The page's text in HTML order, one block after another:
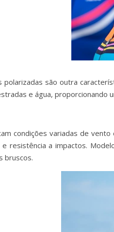
polarizadas são outra
e água, proporcionando
condições variadas de
resistência a impactos.
bruscos.